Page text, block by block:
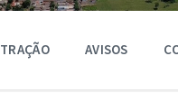
AVISOS